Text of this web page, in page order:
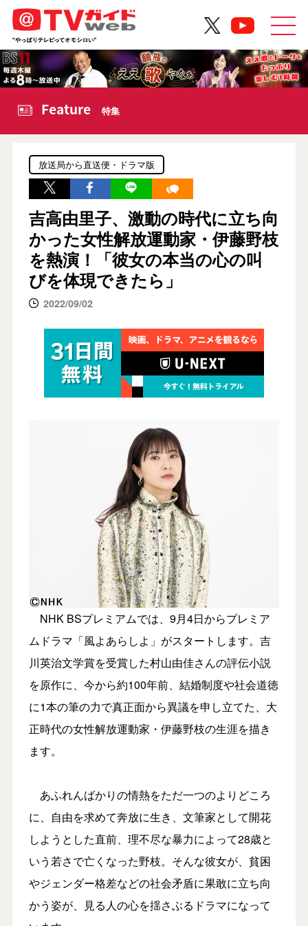
Feature 特集
放送局から直送便・ドラマ版
吉高由里子、激動の時代に立ち向
かった女性解放運動家・伊藤野枝
を熱演！「彼女の本当の心の叫
びを体現できたら」
2022/09/02
NHK BSプレミアムでは、9月4日からプレミア
ムドラマ「風よあらしよ」がスタートします。吉
川英治文学賞を受賞した村山由佳さんの評伝小説
を原作に、今から約100年前、結婚制度や社会道徳
に1本の筆の力で真正面から異議を申し立てた、大
正時代の女性解放運動家・伊藤野枝の生涯を描き
ます。
あふれんばかりの情熱をただ一つのよりどころ
に、自由を求めて奔放に生き、文筆家として開花
しようとした直前、理不尽な暴力によって28歳と
いう若さで亡くなった野枝。そんな彼女が、貧困
やジェンダー格差などの社会矛盾に果敢に立ち向
かう姿が、見る人の心を揺さぶるドラマになって